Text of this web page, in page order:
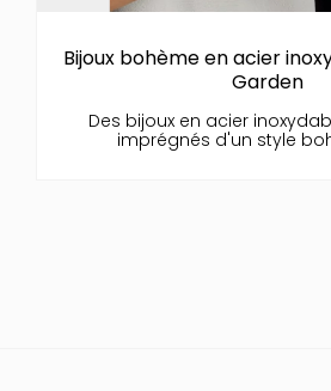
Bijoux bohème en acier
Garden
Des bijoux en acier
imprégnés d'un style